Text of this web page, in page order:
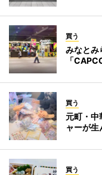
買う
みなとみ
「
買う
元町・
ャーが生
買う